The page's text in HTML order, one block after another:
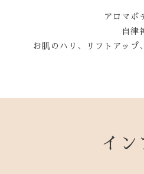
アロマボ
自律
お肌のハリ、リフトアップ
イン